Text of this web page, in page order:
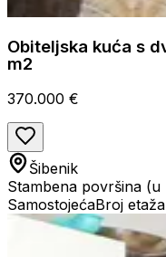
Obiteljska kuća s
m2
370.000 €
Šibenik
Stambena površina (u
SamostojećaBroj